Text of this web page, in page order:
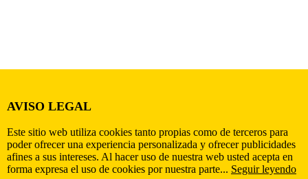
AVISO LEGAL
Este sitio web utiliza cookies tanto propias como de terceros para
poder ofrecer una experiencia personalizada y ofrecer publicidades
afines a sus intereses. Al hacer uso de nuestra web usted acepta en
forma expresa el uso de cookies por nuestra parte... Seguir leyendo